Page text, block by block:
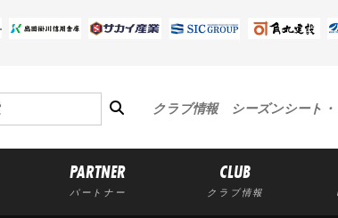
クラブ情報 シーズンシート
PARTNER
パートナー
CLUB
クラブ情報